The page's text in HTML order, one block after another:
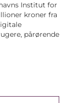
Institut for
kroner fra
pårørende